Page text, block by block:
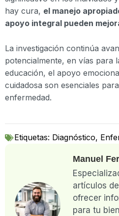
hay cura, el manejo
apoyo integral pueden
La investigación continúa
potencialmente, en vías para
educación, el apoyo
cuidadosa son esenciales
enfermedad.
Etiquetas: Diagnóstico,
Manuel
artículos
ofrecer
para tu